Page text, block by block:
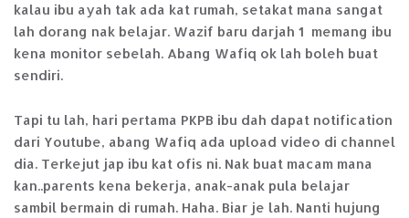
kalau ibu ayah tak ada kat rumah, setakat mana sangat
lah dorang nak belajar. Wazif baru darjah 1 memang ibu
kena monitor sebelah. Abang Wafiq ok lah boleh buat
sendiri.
Tapi tu lah, hari pertama PKPB ibu dah dapat notification
dari Youtube, abang Wafiq ada upload video di channel
dia. Terkejut jap ibu kat ofis ni. Nak buat macam mana
kan..parents kena bekerja, anak-anak pula belajar
sambil bermain di rumah. Haha. Biar je lah. Nanti hujung